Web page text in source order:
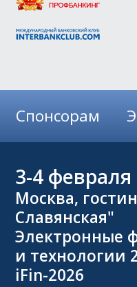
Спонсорам
3-4 февраля
Москва,
Славянская"
Электронные
и технологии
iFin-2026